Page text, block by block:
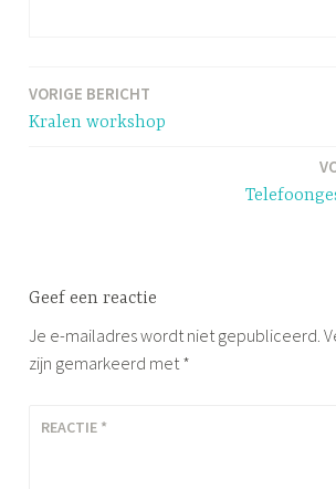
Bericht
VORIGE BERICHT
Kralen workshop
Geef een reactie
Je e-mailadres wordt niet gepubliceerd.
zijn gemarkeerd met *
REACTIE *